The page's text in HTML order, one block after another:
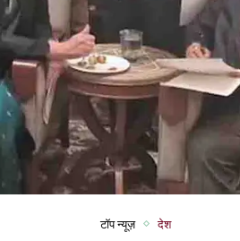
टॉप न्यूज़ देश